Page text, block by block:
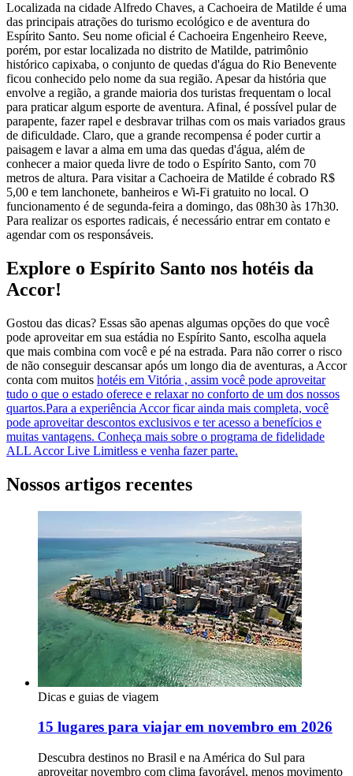
Localizada na cidade Alfredo Chaves, a Cachoeira de Matilde é uma
das principais atrações do turismo ecológico e de aventura do
Espírito Santo. Seu nome oficial é Cachoeira Engenheiro Reeve,
porém, por estar localizada no distrito de Matilde, patrimônio
histórico capixaba, o conjunto de quedas d'água do Rio Benevente
ficou conhecido pelo nome da sua região. Apesar da história que
envolve a região, a grande maioria dos turistas frequentam o local
para praticar algum esporte de aventura. Afinal, é possível pular de
parapente, fazer rapel e desbravar trilhas com os mais variados graus
de dificuldade. Claro, que a grande recompensa é poder curtir a
paisagem e lavar a alma em uma das quedas d'água, além de
conhecer a maior queda livre de todo o Espírito Santo, com 70
metros de altura. Para visitar a Cachoeira de Matilde é cobrado R$
5,00 e tem lanchonete, banheiros e Wi-Fi gratuito no local. O
funcionamento é de segunda-feira a domingo, das 08h30 às 17h30.
Para realizar os esportes radicais, é necessário entrar em contato e
agendar com os responsáveis.
Explore o Espírito Santo nos hotéis da
Accor!
Gostou das dicas? Essas são apenas algumas opções do que você
pode aproveitar em sua estádia no Espírito Santo, escolha aquela
que mais combina com você e pé na estrada. Para não correr o risco
de não conseguir descansar após um longo dia de aventuras, a Accor
conta com muitos hotéis em Vitória , assim você pode aproveitar
tudo o que o estado oferece e relaxar no conforto de um dos nossos
quartos.Para a experiência Accor ficar ainda mais completa, você
pode aproveitar descontos exclusivos e ter acesso a benefícios e
muitas vantagens. Conheça mais sobre o programa de fidelidade
ALL Accor Live Limitless e venha fazer parte.
Nossos artigos recentes
Dicas e guias de viagem
15 lugares para viajar em novembro em 2026
Descubra destinos no Brasil e na América do Sul para
aproveitar novembro com clima favorável, menos movimento